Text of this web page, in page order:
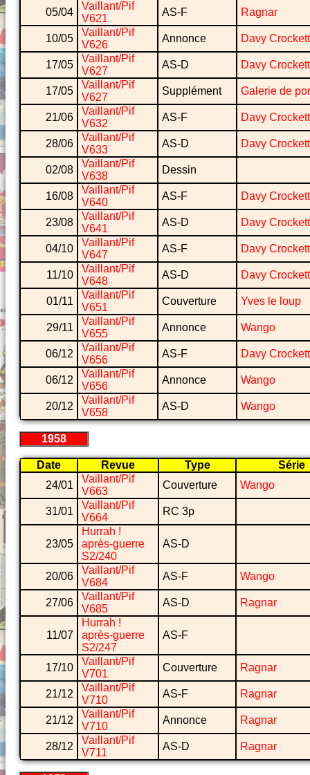
05/04
Vaillant/Pif
V621
AS-F Ragnar
10/05
Vaillant/Pif
V626
Annonce Davy Crockett
17/05
Vaillant/Pif
V627
AS-D Davy Crockett
17/05
Vaillant/Pif
V627
Supplément Galerie de
21/06
Vaillant/Pif
V632
AS-F Davy Crockett
28/06
Vaillant/Pif
V633
AS-D Davy Crockett
02/08
Vaillant/Pif
V638
Dessin
16/08
Vaillant/Pif
V640
AS-F Davy Crockett
23/08
Vaillant/Pif
V641
AS-D Davy Crockett
04/10
Vaillant/Pif
V647
AS-F Davy Crockett
11/10
Vaillant/Pif
V648
AS-D Davy Crockett
01/11
Vaillant/Pif
V651
Couverture Yves le loup
29/11
Vaillant/Pif
V655
Annonce Wango
06/12
Vaillant/Pif
V656
AS-F Davy Crockett
06/12
Vaillant/Pif
V656
Annonce Wango
20/12
Vaillant/Pif
V658
AS-D Wango
1958
Date Revue Type
Série
24/01
Vaillant/Pif
V663
Couverture Wango
31/01
Vaillant/Pif
V664
RC 3p
23/05
Hurrah !
après-guerre
S2/240
AS-D
20/06
Vaillant/Pif
V684
AS-F Wango
27/06
Vaillant/Pif
V685
AS-D Ragnar
11/07
Hurrah !
après-guerre
S2/247
AS-F
17/10
Vaillant/Pif
V701
Couverture Ragnar
21/12
Vaillant/Pif
V710
AS-F Ragnar
21/12
Vaillant/Pif
V710
Annonce Ragnar
28/12
Vaillant/Pif
V711
AS-D Ragnar